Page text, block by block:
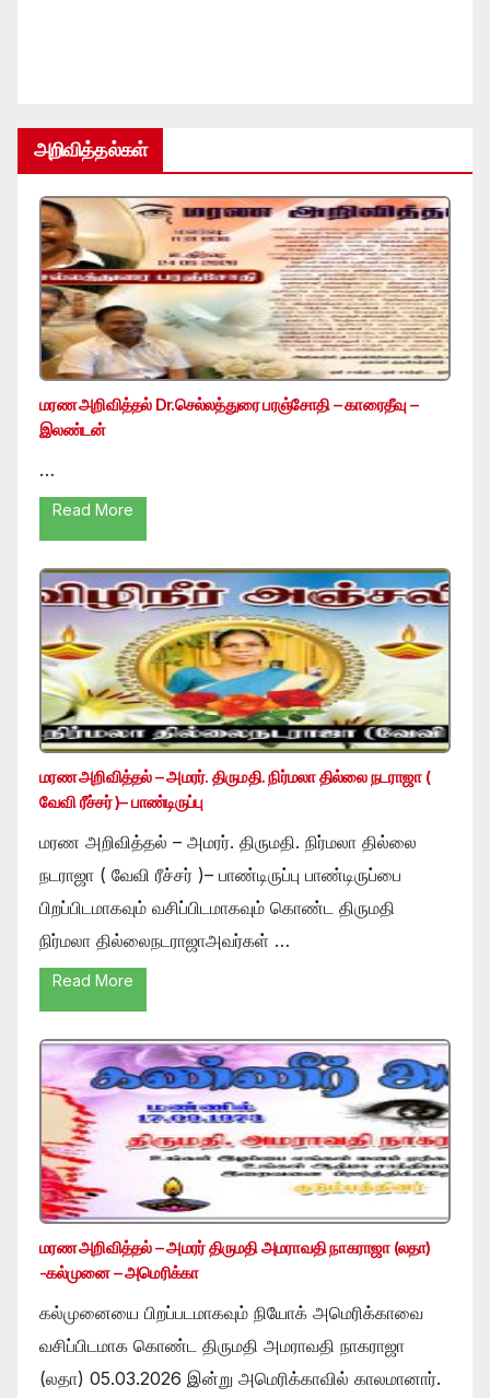
அறிவித்தல்கள்
மரண அறிவித்தல் Dr.செல்லத்துரை பரஞ்சோதி – காரைதீவு –
இலண்டன்
…
Read More
மரண அறிவித்தல் – அமரர். திருமதி. நிர்மலா தில்லை நடராஜா (
வேவி ரீச்சர் )– பாண்டிருப்பு
மரண அறிவித்தல் – அமரர். திருமதி. நிர்மலா தில்லை
நடராஜா ( வேவி ரீச்சர் )– பாண்டிருப்பு பாண்டிருப்பை
பிறப்பிடமாகவும் வசிப்பிடமாகவும் கொண்ட திருமதி
நிர்மலா தில்லைநடராஜாஅவர்கள் …
Read More
மரண அறிவித்தல் – அமரர் திருமதி அமராவதி நாகராஜா (லதா)
-கல்முனை – அமெரிக்கா
கல்முனையை பிறப்படமாகவும் நியோக் அமெரிக்காவை
வசிப்பிடமாக கொண்ட திருமதி அமராவதி நாகராஜா
(லதா) 05.03.2026 இன்று அமெரிக்காவில் காலமானார்.